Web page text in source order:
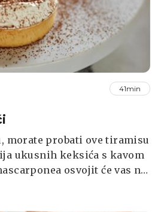
41min
morate probati ove tiramisu
ukusnih keksića s kavom
osvojit će vas na